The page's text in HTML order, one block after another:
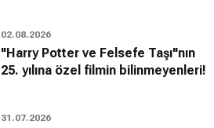
02.08.2026
"Harry Potter ve Felsefe Taşı"nın
25. yılına özel filmin bilinmeyenleri!
31.07.2026